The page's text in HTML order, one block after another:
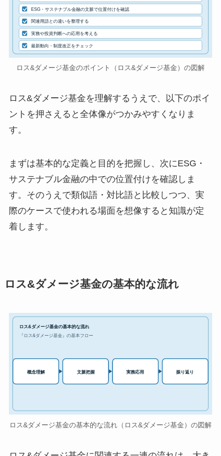
ESG・サステナブル金融の文脈で位置付けを確認
関連用語との違いを整理する
実務や投資判断への応用を考える
最新動向・制度改正をチェック
ロス&ダメージ基金のポイント（ロス&ダメージ基金）の図解
ロス&ダメージ基金を理解するうえで、以下のポイ
ントを押さえると全体像がつかみやすくなりま
す。
まずは基本的な定義と目的を把握し、次にESG・
サステナブル金融の中での位置付けを確認しま
す。そのうえで類似語・対比語と比較しつつ、実
際のケースで使われる場面を想像すると知識が定
着します。
ロス&ダメージ基金の基本的な流れ
ロス&ダメージ基金の基本的な流れ
『ロス&ダメージ基金』の基本フロー
概念理解 文脈把握 実務応用 振り返り
ロス&ダメージ基金の基本的な流れ（ロス&ダメージ基金）の図解